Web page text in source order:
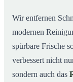
Wir entfernen
modernen
spürbare Frische
verbessert nicht
sondern auch das